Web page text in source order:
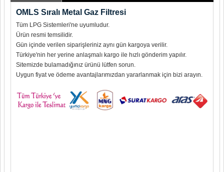
OMLS Sıralı Metal Gaz Filtresi
Tüm LPG Sistemleri'ne uyumludur.
Ürün resmi temsilidir.
Gün içinde verilen siparişleriniz aynı gün kargoya verilir.
Türkiye'nin her yerine anlaşmalı kargo ile hızlı gönderim yapılır.
Sitemizde bulamadığınız ürünü lütfen sorun.
Uygun fiyat ve ödeme avantajlarımızdan yararlanmak için bizi arayın.